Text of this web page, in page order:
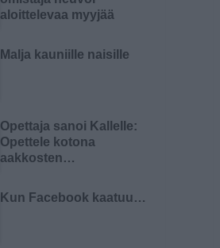
aloittelevaa myyjää
Malja kauniille naisille
Opettaja sanoi Kallelle:
Opettele kotona
aakkosten…
Kun Facebook kaatuu…